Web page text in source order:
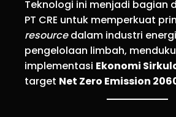
Teknologi ini menjadi bagian
PT CRE untuk memperkuat
resourcedalam industri
pengelolaan limbah,
implementasi Ekonomi
target Net Zero Emission